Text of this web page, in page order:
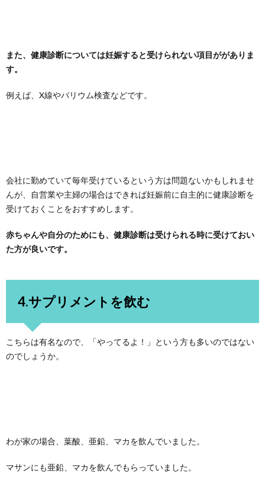
また、健康診断については妊娠すると受けられない項目ががありま
す。
例えば、X線やバリウム検査などです。
会社に勤めていて毎年受けているという方は問題ないかもしれませ
んが、自営業や主婦の場合はできれば妊娠前に自主的に健康診断を
受けておくことをおすすめします。
赤ちゃんや自分のためにも、健康診断は受けられる時に受けておい
た方が良いです。
4.サプリメントを飲む
こちらは有名なので、「やってるよ！」という方も多いのではない
のでしょうか。
わが家の場合、葉酸、亜鉛、マカを飲んでいました。
マサンにも亜鉛、マカを飲んでもらっていました。